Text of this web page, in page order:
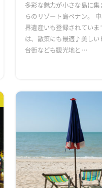
多彩な魅力が小さな島に
らのリゾート島ペナン。
界遺産いも登録されてい
は、散策にも最適♪美しい
台街なども観光地と…